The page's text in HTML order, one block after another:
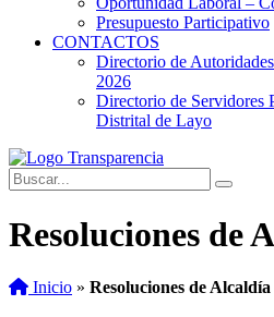
Presupuesto Participativo
CONTACTOS
Directorio de
2026
Directorio de Servidores
Distrital de Layo
Resoluciones de
Inicio » Resoluciones de Alcaldía